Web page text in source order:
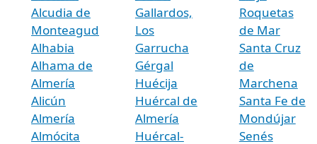
Alcudia de
Monteagud
Alhabia
Alhama de
Almería
Alicún
Almería
Almócita
Gallardos,
Los
Garrucha
Gérgal
Huécija
Huércal de
Almería
Huércal-
Roquetas
de Mar
Santa Cruz
de
Marchena
Santa Fe de
Mondújar
Senés